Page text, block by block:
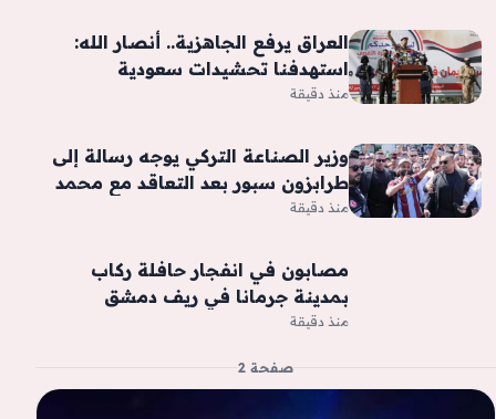
العراق يرفع الجاهزية.. أنصار الله:
استهدفنا تحشيدات سعودية
بصواريخ ومسيّرات
منذ دقيقة
وزير الصناعة التركي يوجه رسالة إلى
طرابزون سبور بعد التعاقد مع محمد
صلاح «فيديو»
منذ دقيقة
مصابون في انفجار حافلة ركاب
بمدينة جرمانا في ريف دمشق
منذ دقيقة
صفحة 2